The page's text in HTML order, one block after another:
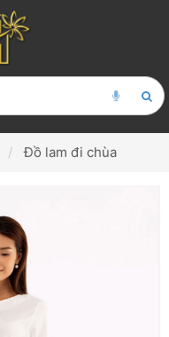
Đồ lam đi chùa